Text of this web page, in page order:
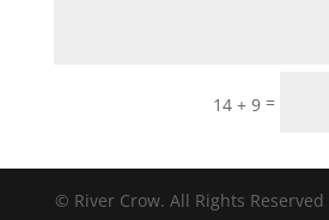
14 + 9 =
© River Crow. All Rights